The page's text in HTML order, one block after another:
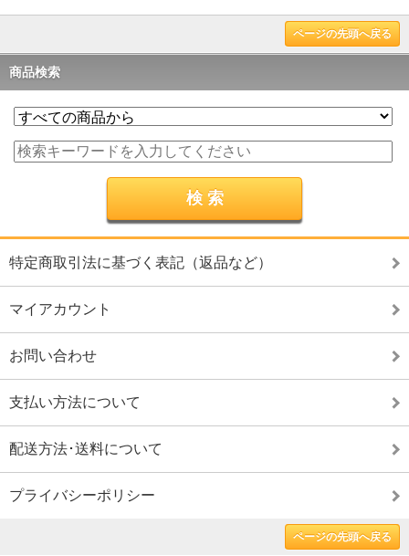
ページの先頭へ戻る
商品検索
特定商取引法に基づく表記（返品など）
マイアカウント
お問い合わせ
支払い方法について
配送方法･送料について
プライバシーポリシー
ページの先頭へ戻る